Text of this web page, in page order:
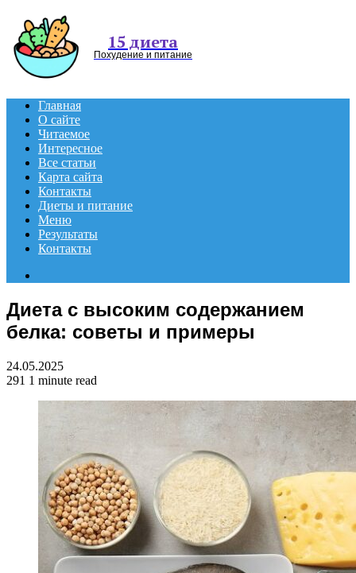
15 диета
Похудение и питание
Главная
О сайте
Читаемое
Интересное
Все статьи
Карта сайта
Контакты
Диеты и питание
Меню
Результаты
Контакты
Диета с высоким содержанием
белка: советы и примеры
24.05.2025
291 1 minute read